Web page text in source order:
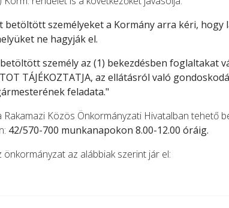
betöltött személyeket a Kormány arra kéri, hogy
ne hagyják el.
személy az (1) bekezdésben foglaltakat
TÁJÉKOZTATJA, az ellátásról való
feladata."
Rakamazi Közös Önkormányzati Hivatalban tehető
42/570-700 munkanapokon 8.00-12.00 óráig.
az alábbiak szerint jár el: